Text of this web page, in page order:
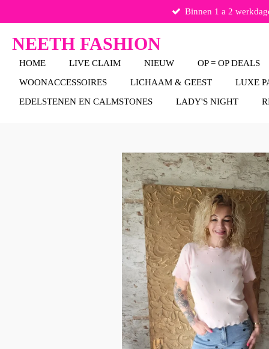
direct
naar
de
hoofdinhoud
Binnen 1 a 2
NEETH FASHION
HOME LIVE CLAIM NIEUW OP = OP DEALS
WOONACCESSOIRES
LICHAAM & GEEST LUXE
EDELSTENEN EN CALMSTONES
LADY'S NIGHT